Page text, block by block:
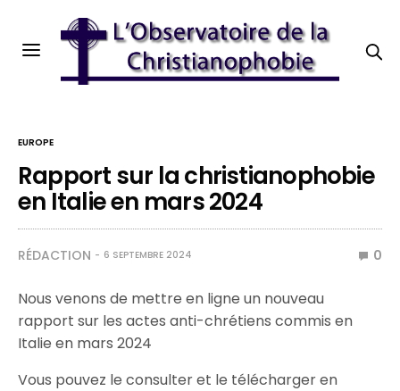
EUROPE
Rapport sur la christianophobie
en Italie en mars 2024
RÉDACTION 6 SEPTEMBRE 2024 0
Nous venons de mettre en ligne un nouveau
rapport sur les actes anti-chrétiens commis en
Italie en mars 2024
Vous pouvez le consulter et le télécharger en